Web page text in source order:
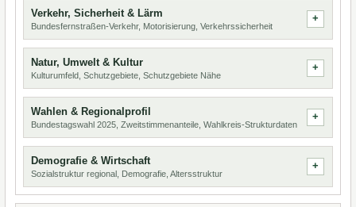
Verkehr, Sicherheit & Lärm
Bundesfernstraßen-Verkehr, Motorisierung, Verkehrssicherheit
Natur, Umwelt & Kultur
Kulturumfeld, Schutzgebiete, Schutzgebiete Nähe
Wahlen & Regionalprofil
Bundestagswahl 2025, Zweitstimmenanteile, Wahlkreis-Strukturdaten
Demografie & Wirtschaft
Sozialstruktur regional, Demografie, Altersstruktur